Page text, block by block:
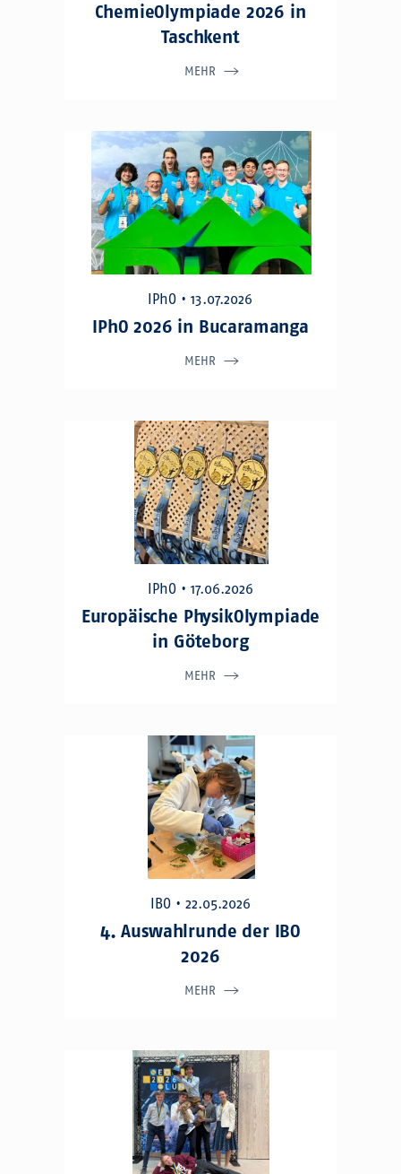
ChemieOlympiade 2026 in
Taschkent
MEHR
IPhO • 13.07.2026
IPhO 2026 in Bucaramanga
MEHR
IPhO • 17.06.2026
Europäische PhysikOlympiade
in Göteborg
MEHR
IBO • 22.05.2026
4. Auswahlrunde der IBO
2026
MEHR